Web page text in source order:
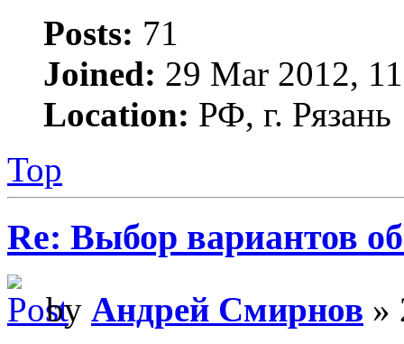
Posts: 71
Joined: 29 Mar 2012,
Location: РФ, г. Рязань
Top
Re: Выбор вариантов
by Андрей Смирнов »